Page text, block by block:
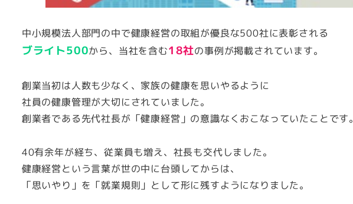
中小規模法人部門の中で健康経営の取組が優良な500社に表彰される
ブライト500から、当社を含む18社の事例が掲載されています。
創業当初は人数も少なく、家族の健康を思いやるように
社員の健康管理が大切にされていました。
創業者である先代社長が「健康経営」の意識なくおこなっていたことです。
40有余年が経ち、従業員も増え、社長も交代しました。
健康経営という言葉が世の中に台頭してからは、
「思いやり」を「就業規則」として形に残すようになりました。